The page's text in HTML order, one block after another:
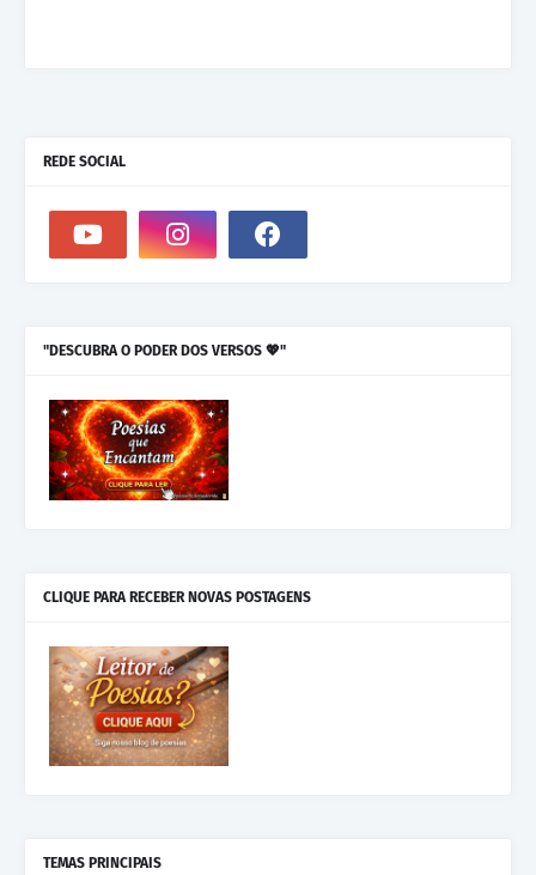
REDE SOCIAL
"DESCUBRA O PODER DOS VERSOS 💖"
CLIQUE PARA RECEBER NOVAS POSTAGENS
TEMAS PRINCIPAIS